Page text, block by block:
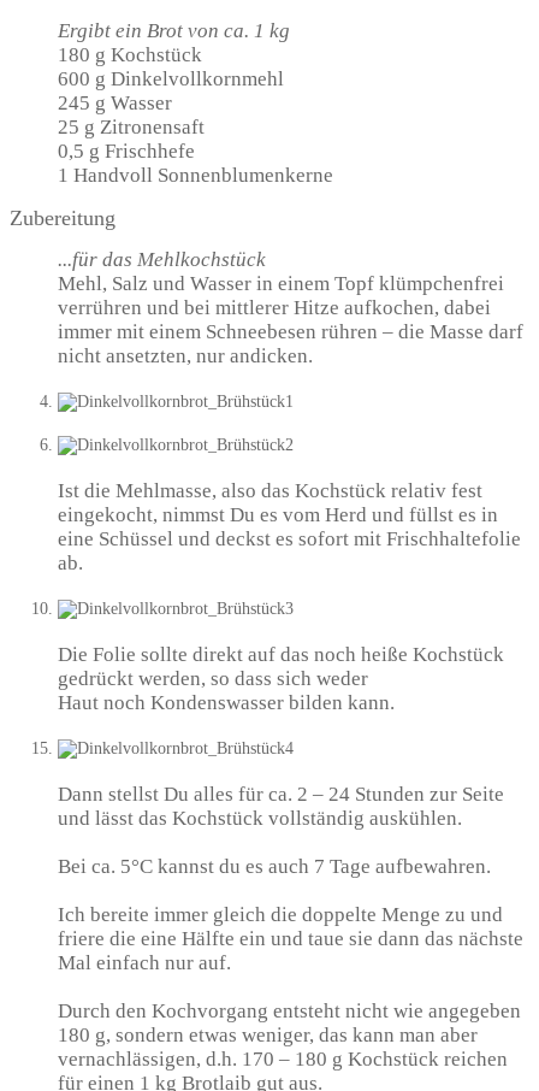
Ergibt ein Brot von ca. 1 kg
180 g Kochstück
600 g Dinkelvollkornmehl
245 g Wasser
25 g Zitronensaft
0,5 g Frischhefe
1 Handvoll Sonnenblumenkerne
Zubereitung
...für das Mehlkochstück
Mehl, Salz und Wasser in einem Topf klümpchenfrei
verrühren und bei mittlerer Hitze aufkochen, dabei
immer mit einem Schneebesen rühren – die Masse darf
nicht ansetzten, nur andicken.
Ist die Mehlmasse, also das Kochstück relativ fest
eingekocht, nimmst Du es vom Herd und füllst es in
eine Schüssel und deckst es sofort mit Frischhaltefolie
ab.
Die Folie sollte direkt auf das noch heiße Kochstück
gedrückt werden, so dass sich weder
Haut noch Kondenswasser bilden kann.
Dann stellst Du alles für ca. 2 – 24 Stunden zur Seite
und lässt das Kochstück vollständig auskühlen.
Bei ca. 5°C kannst du es auch 7 Tage aufbewahren.
Ich bereite immer gleich die doppelte Menge zu und
friere die eine Hälfte ein und taue sie dann das nächste
Mal einfach nur auf.
Durch den Kochvorgang entsteht nicht wie angegeben
180 g, sondern etwas weniger, das kann man aber
vernachlässigen, d.h. 170 – 180 g Kochstück reichen
für einen 1 kg Brotlaib gut aus.